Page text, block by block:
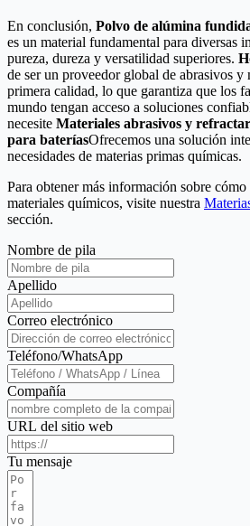
En conclusión, Polvo de alúmina
es un material fundamental para diversas
pureza, dureza y versatilidad superiores.
de ser un proveedor global de abrasivos y
primera calidad, lo que garantiza que los
mundo tengan acceso a soluciones
necesite Materiales abrasivos y
para bateríasOfrecemos una solución
necesidades de materias primas químicas.
Para obtener más información sobre
materiales químicos, visite nuestra
sección.
Nombre de pila
Apellido
Correo electrónico
Teléfono/WhatsApp
Compañía
URL del sitio web
Tu mensaje